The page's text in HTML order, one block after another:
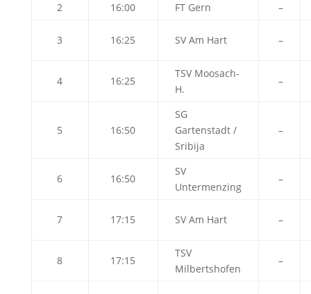
2 16:00 FT Gern –
3 16:25 SV Am Hart –
4 16:25
TSV Moosach-
H.
–
5 16:50
SG
Gartenstadt /
Sribija
–
6 16:50
SV
Untermenzing
–
7 17:15 SV Am Hart –
8 17:15
TSV
Milbertshofen
–